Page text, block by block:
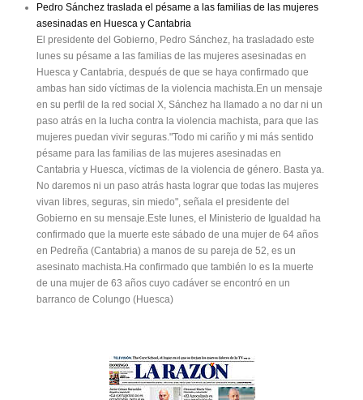
Pedro Sánchez traslada el pésame a las familias de las mujeres
asesinadas en Huesca y Cantabria
El presidente del Gobierno, Pedro Sánchez, ha trasladado este
lunes su pésame a las familias de las mujeres asesinadas en
Huesca y Cantabria, después de que se haya confirmado que
ambas han sido víctimas de la violencia machista.En un mensaje
en su perfil de la red social X, Sánchez ha llamado a no dar ni un
paso atrás en la lucha contra la violencia machista, para que las
mujeres puedan vivir seguras."Todo mi cariño y mi más sentido
pésame para las familias de las mujeres asesinadas en
Cantabria y Huesca, víctimas de la violencia de género. Basta ya.
No daremos ni un paso atrás hasta lograr que todas las mujeres
vivan libres, seguras, sin miedo", señala el presidente del
Gobierno en su mensaje.Este lunes, el Ministerio de Igualdad ha
confirmado que la muerte este sábado de una mujer de 64 años
en Pedreña (Cantabria) a manos de su pareja de 52, es un
asesinato machista.Ha confirmado que también lo es la muerte
de una mujer de 63 años cuyo cadáver se encontró en un
barranco de Colungo (Huesca)